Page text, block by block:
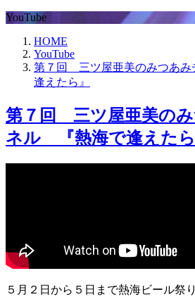
YouTube
HOME
YouTube
第７回 三ツ屋亜美のみつあ
逢えたら』
第７回 三ツ屋亜美の
ネル 『熱海で逢えたら
５月２日から５日まで熱海ビール祭